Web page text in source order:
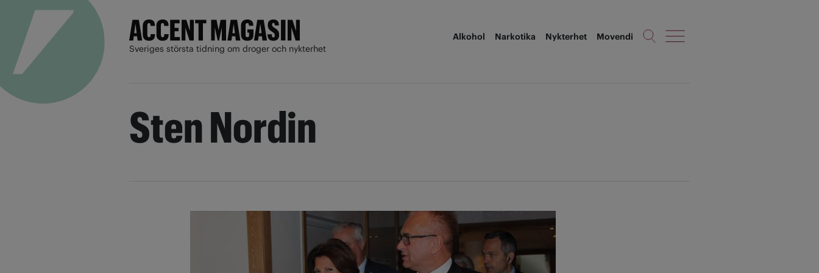
Sveriges största tidning om droger och nykterhet
Alkohol Narkotika Nykterhet Movendi
Sten Nordin